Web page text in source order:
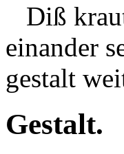
Diß
einander
gestalt
Gestalt.